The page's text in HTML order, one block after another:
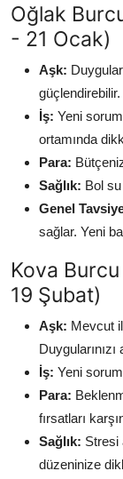
Oğlak
- 21 Ocak)
Aşk:
güçlendirebilir.
İş: Yeni
ortamında
Para:
Sağlık: Bol
Genel
sağlar. Yeni
Kova
19 Şubat)
Aşk: Mevcut
İş: Yeni
Para:
fırsatları
Sağlık: Stresi
düzeninize